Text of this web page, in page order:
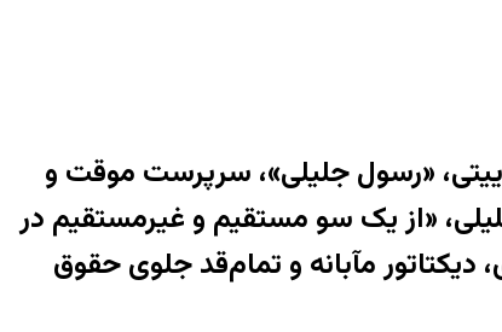
«رسول جلیلی»، سرپرست موقت و
«از یک سو مستقیم و غیرمستقیم در
مآبانه و تمام‌قد جلوی حقوق